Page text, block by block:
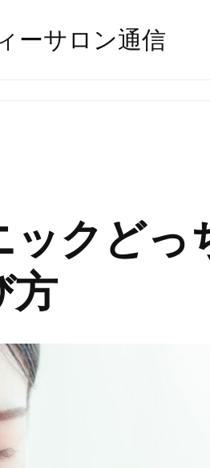
ーサロン通信
クどっ
方